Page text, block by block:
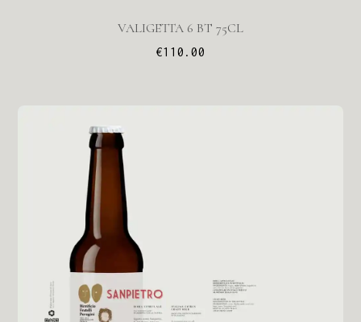
VALIGETTA 6 BT 75CL
€110.00